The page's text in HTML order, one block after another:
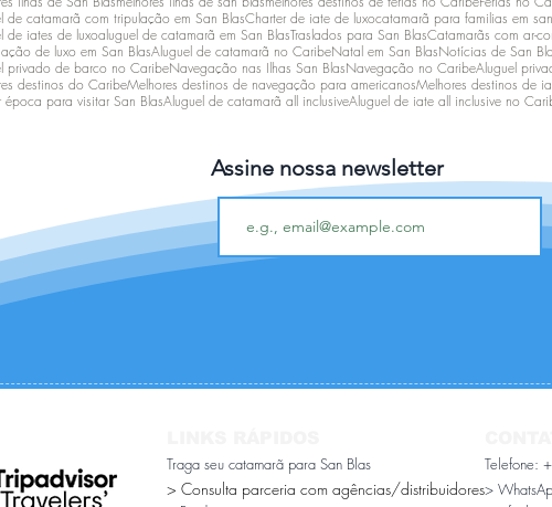
de catamarã com tripulação em San BlasCharter de iate de luxocatamarã para familias em
de iates de luxoaluguel de catamarã em San BlasTraslados para San BlasCatamarãs com ar-
de luxo em San BlasAluguel de catamarã no CaribeNatal em San BlasNotícias de San
privado de barco no CaribeNavegação nas Ilhas San BlasNavegação no CaribeAluguel
destinos do CaribeMelhores destinos de navegação para americanosMelhores destinos de
época para visitar San BlasAluguel de catamarã all inclusiveAluguel de iate all inclusive no
Assine nossa newsletter
Traga seu catamarã para San Blas
> Consulta parceria com agências/distribuidores
Telefone:
>